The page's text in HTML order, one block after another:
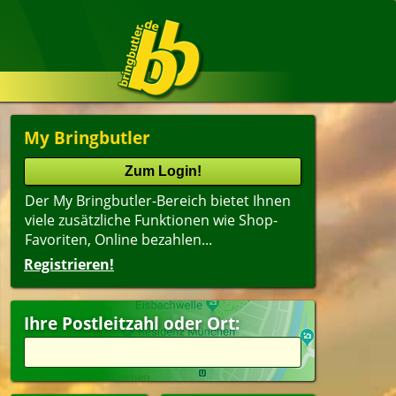
My Bringbutler
Der My Bringbutler-Bereich bietet Ihnen
viele zusätzliche Funktionen wie Shop-
Favoriten, Online bezahlen...
Registrieren!
Ihre Postleitzahl oder Ort: